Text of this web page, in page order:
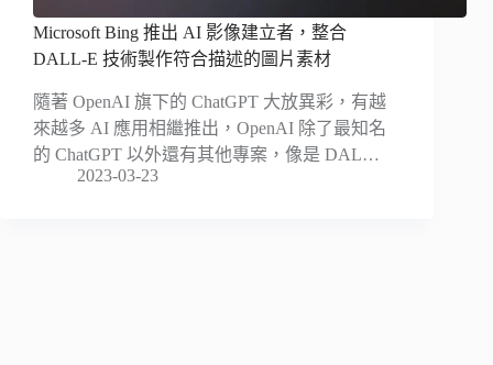
Microsoft Bing 推出 AI 影像建立者，整合
DALL-E 技術製作符合描述的圖片素材
隨著 OpenAI 旗下的 ChatGPT 大放異彩，有越
來越多 AI 應用相繼推出，OpenAI 除了最知名
的 ChatGPT 以外還有其他專案，像是 DAL…
2023-03-23